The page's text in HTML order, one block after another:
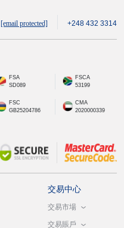
[email protected] +248 432 3314
FSA
SD089
FSCA
53199
FSC
GB25204786
CMA
2020000339
交易中心
交易市場
交易賬戶